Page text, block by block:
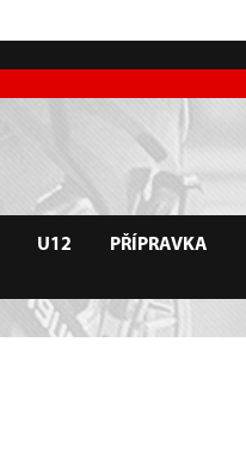
U12 PŘÍPRAVKA